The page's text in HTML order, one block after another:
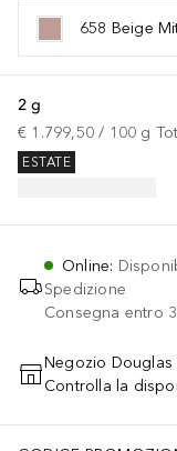
658 Beige
2 g
€ 1.799,50 / 100 g
ESTATE
Online:
Spedizione
Consegna entro
Negozio Douglas
Controlla la